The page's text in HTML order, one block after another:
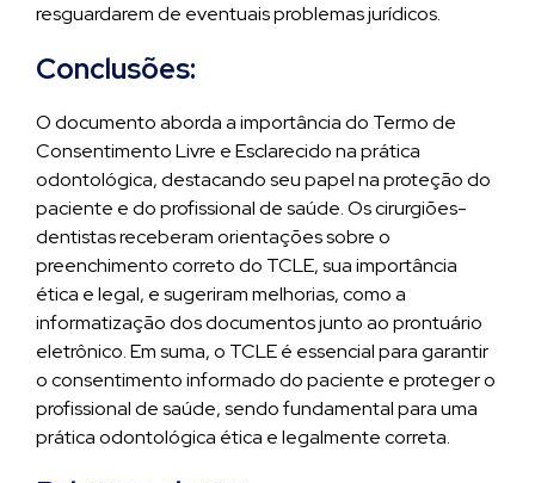
resguardarem de eventuais problemas jurídicos.
Conclusões:
O documento aborda a importância do Termo de
Consentimento Livre e Esclarecido na prática
odontológica, destacando seu papel na proteção do
paciente e do profissional de saúde. Os cirurgiões-
dentistas receberam orientações sobre o
preenchimento correto do TCLE, sua importância
ética e legal, e sugeriram melhorias, como a
informatização dos documentos junto ao prontuário
eletrônico. Em suma, o TCLE é essencial para garantir
o consentimento informado do paciente e proteger o
profissional de saúde, sendo fundamental para uma
prática odontológica ética e legalmente correta.